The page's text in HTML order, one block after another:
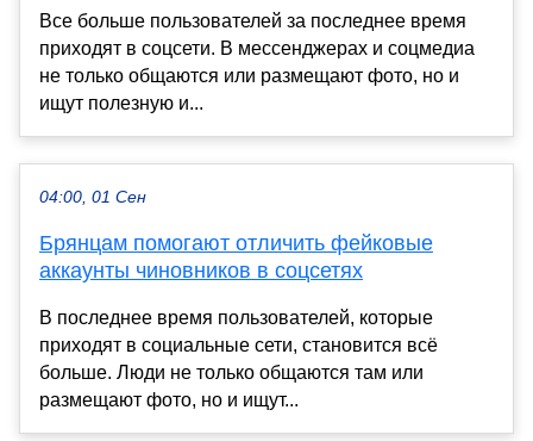
Все больше пользователей за последнее время
приходят в соцсети. В мессенджерах и соцмедиа
не только общаются или размещают фото, но и
ищут полезную и...
04:00, 01 Сен
Брянцам помогают отличить фейковые
аккаунты чиновников в соцсетях
В последнее время пользователей, которые
приходят в социальные сети, становится всё
больше. Люди не только общаются там или
размещают фото, но и ищут...